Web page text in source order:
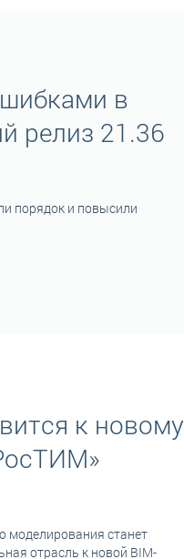
в
релиз 21.36
порядок и повысили
к новому
моделирования станет
отрасль к новой BIM-